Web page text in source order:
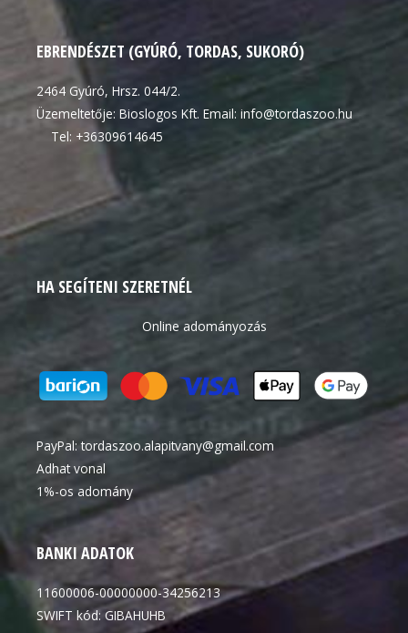
EBRENDÉSZET (GYÚRÓ, TORDAS, SUKORÓ)
2464 Gyúró, Hrsz. 044/2.
Üzemeltetője: Bioslogos Kft. Email: info@tordaszoo.hu
Tel: +36309614645
HA SEGÍTENI SZERETNÉL
Online adományozás
PayPal:tordaszoo.alapitvany@gmail.com
Adhat vonal
1%-os adomány
BANKI ADATOK
11600006-00000000-34256213
SWIFT kód: GIBAHUHB